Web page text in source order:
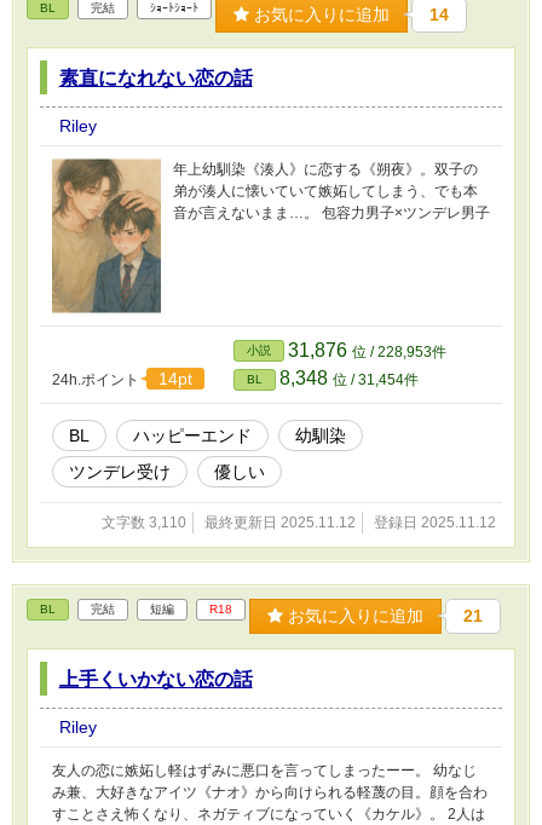
BL 完結 ｼｮｰﾄｼｮｰﾄ お気に入りに追加 14
素直になれない恋の話
Riley
年上幼馴染《湊人》に恋する《朔夜》。双子の
弟が湊人に懐いていて嫉妬してしまう、でも本
音が言えないまま…。 包容力男子×ツンデレ男子
24h.ポイント 14pt
小説 31,876 位 / 228,953件
BL 8,348 位 / 31,454件
BL ハッピーエンド
幼馴染
ツンデレ受け
優しい
文字数 3,110 最終更新日 2025.11.12 登録日 2025.11.12
BL 完結 短編 R18 お気に入りに追加 21
上手くいかない恋の話
Riley
友人の恋に嫉妬し軽はずみに悪口を言ってしまったーー。 幼なじ
み兼、大好きなアイツ《ナオ》から向けられる軽蔑の目。顔を合わ
すことさえ怖くなり、ネガティブになっていく《カケル》。 2人は